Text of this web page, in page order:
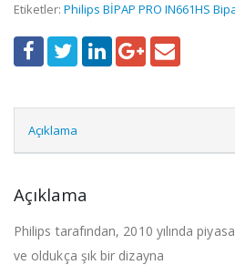
Etiketler: Philips BİPAP PRO IN661HS
Açıklama
Açıklama
Philips tarafından, 2010 yılında
ve oldukça şık bir dizayna